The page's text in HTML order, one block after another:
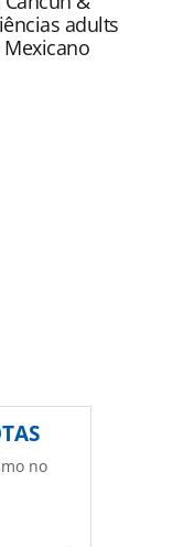
PANROTAS
sobre direito
autorização da
adults
no